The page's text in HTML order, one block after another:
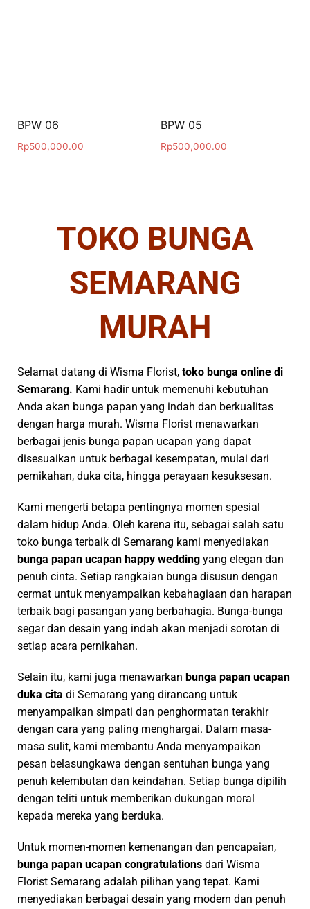
TOKO BUNGA
Semarang.Kami hadir untuk memenuhi kebutuhan
Anda akan bunga papan yang indah dan berkualitas
berbagai jenis bunga papan ucapan yang dapat
Kami mengerti betapa pentingnya momen spesial
dalam hidup Anda. Oleh karena itu, sebagai salah satu
toko bunga terbaik di Semarang kami menyediakan
bunga papan ucapan happy weddingyang elegan dan
penuh cinta. Setiap rangkaian bunga disusun dengan
cermat untuk menyampaikan kebahagiaan dan harapan
segar dan desain yang indah akan menjadi sorotan di
setiap acara pernikahan.
Selain itu, kami juga menawarkanbunga papan ucapan
duka citadi Semarang yang dirancang untuk
menyampaikan simpati dan penghormatan terakhir
dengan cara yang paling menghargai. Dalam masa-
masa sulit, kami membantu Anda menyampaikan
pesan belasungkawa dengan sentuhan bunga yang
dengan teliti untuk memberikan dukungan moral
kepada mereka yang berduka.
Untuk momen-momen kemenangan dan pencapaian,
bunga papan ucapan congratulationsdari Wisma
Florist Semarang adalah pilihan yang tepat. Kami
menyediakan berbagai desain yang modern dan penuh
warna untuk merayakan prestasi dan kebahagiaan
Anda. Dengan pilihan bunga yang beragam dan
menyampaikan rasa bangga dan kegembiraan kepada
orang-orang terdekat.
Tidak ketinggalan, kami juga menyediakanbunga